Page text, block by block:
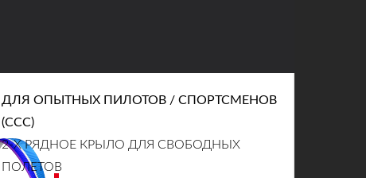
ДЛЯ ОПЫТНЫХ ПИЛОТОВ / СПОРТСМЕНОВ
(CCC)
2-Х РЯДНОЕ КРЫЛО ДЛЯ СВОБОДНЫХ
ПОЛЕТОВ